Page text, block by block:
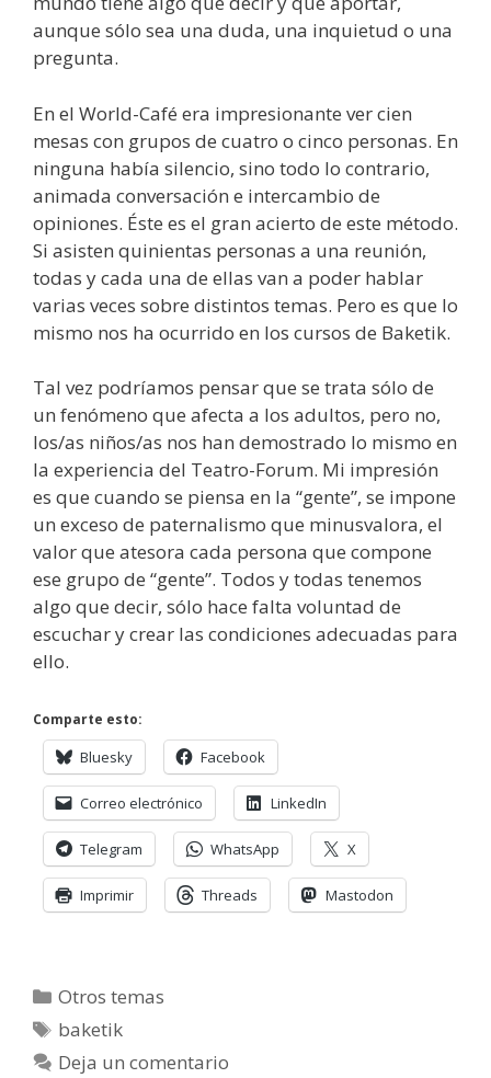
aunque sólo sea una duda, una inquietud o una
pregunta.
En el World-Café era impresionante ver cien
mesas con grupos de cuatro o cinco personas. En
ninguna había silencio, sino todo lo contrario,
animada conversación e intercambio de
opiniones. Éste es el gran acierto de este método.
Si asisten quinientas personas a una reunión,
todas y cada una de ellas van a poder hablar
varias veces sobre distintos temas. Pero es que lo
mismo nos ha ocurrido en los cursos de Baketik.
Tal vez podríamos pensar que se trata sólo de
un fenómeno que afecta a los adultos, pero no,
los/as niños/as nos han demostrado lo mismo en
la experiencia del Teatro-Forum. Mi impresión
es que cuando se piensa en la “gente”, se impone
un exceso de paternalismo que minusvalora, el
valor que atesora cada persona que compone
ese grupo de “gente”. Todos y todas tenemos
algo que decir, sólo hace falta voluntad de
escuchar y crear las condiciones adecuadas para
ello.
Comparte esto:
Bluesky Facebook
Correo electrónico LinkedIn
Telegram WhatsApp X
Imprimir Threads Mastodon
Categorías
Otros temas
Etiquetas
baketik
Deja un comentario